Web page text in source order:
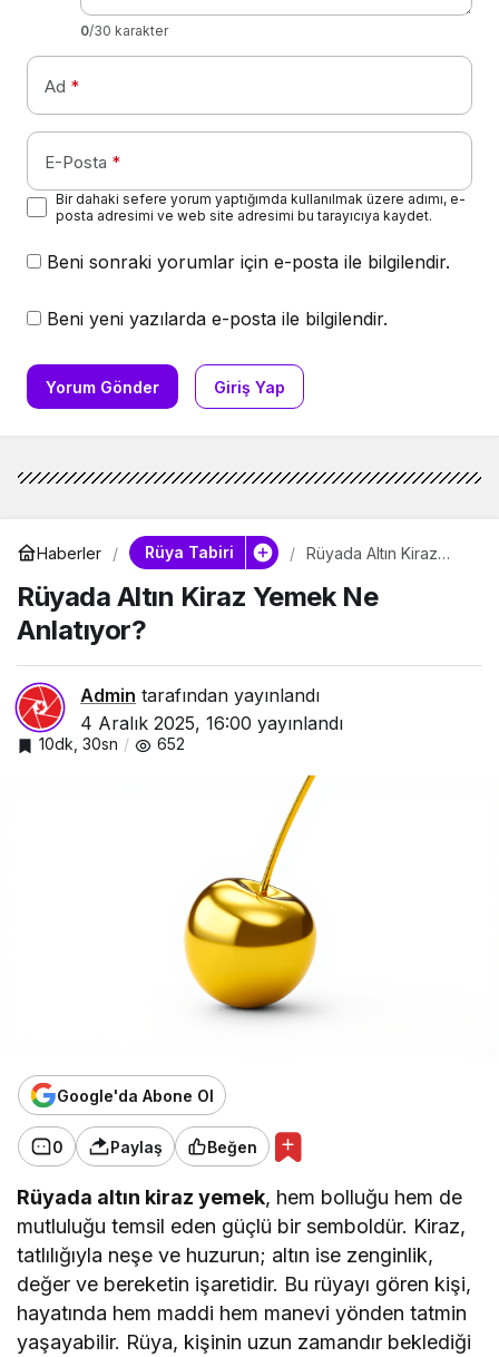
0/30 karakter
Ad *
E-Posta *
Bir dahaki sefere yorum yaptığımda kullanılmak üzere adımı, e-
posta adresimi ve web site adresimi bu tarayıcıya kaydet.
Beni sonraki yorumlar için e-posta ile bilgilendir.
Beni yeni yazılarda e-posta ile bilgilendir.
Yorum Gönder Giriş Yap
Haberler Rüya Tabiri
Rüyada Altın Kiraz
Rüyada Altın Kiraz Yemek Ne
Anlatıyor?
Admin tarafından yayınlandı
4 Aralık 2025, 16:00 yayınlandı
10dk, 30sn 652
Google'da Abone Ol
0 Paylaş Beğen
Rüyada altın kiraz yemek, hem bolluğu hem de
mutluluğu temsil eden güçlü bir semboldür. Kiraz,
tatlılığıyla neşe ve huzurun; altın ise zenginlik,
değer ve bereketin işaretidir. Bu rüyayı gören kişi,
hayatında hem maddi hem manevi yönden tatmin
yaşayabilir. Rüya, kişinin uzun zamandır beklediği